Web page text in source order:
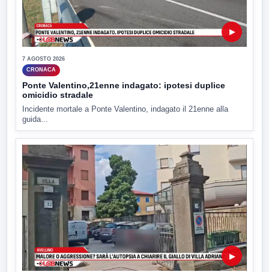
▶
7 AGOSTO 2026
CRONACA
Ponte Valentino,21enne indagato: ipotesi duplice
omicidio stradale
Incidente mortale a Ponte Valentino, indagato il 21enne alla
guida...
▶